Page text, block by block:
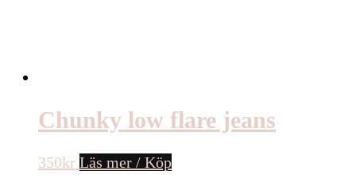
Chunky low flare jeans
350kr Läs mer / Köp